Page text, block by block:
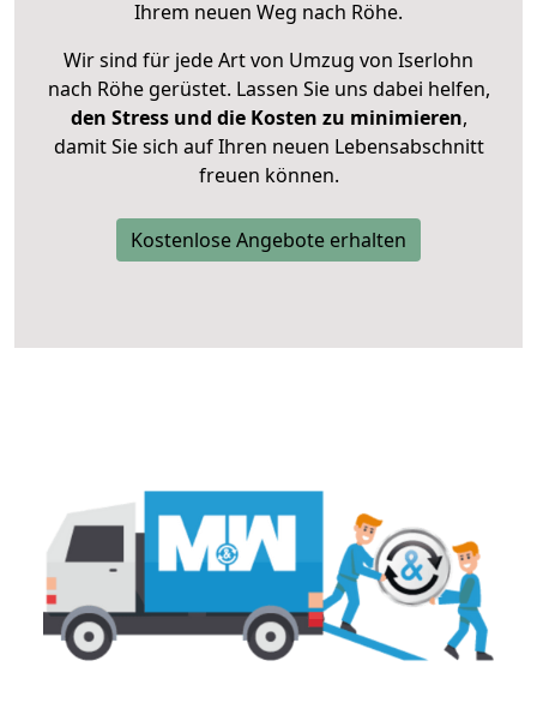
Ihrem neuen Weg nach Röhe.
Wir sind für jede Art von Umzug von Iserlohn
nach Röhe gerüstet. Lassen Sie uns dabei helfen,
den Stress und die Kosten zu minimieren,
damit Sie sich auf Ihren neuen Lebensabschnitt
freuen können.
Kostenlose Angebote erhalten